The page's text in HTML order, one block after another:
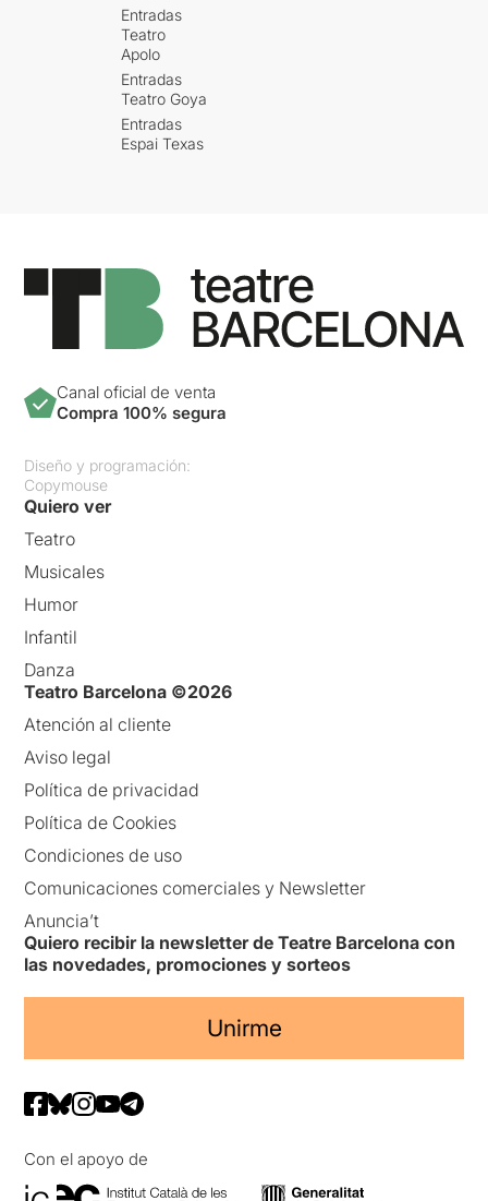
Entradas
Teatro
Apolo
Entradas
Teatro Goya
Entradas
Espai Texas
Canal oficial de venta
Compra 100% segura
Diseño y programación:
Copymouse
Quiero ver
Teatro
Musicales
Humor
Infantil
Danza
Teatro Barcelona ©2026
Atención al cliente
Aviso legal
Política de privacidad
Política de Cookies
Condiciones de uso
Comunicaciones comerciales y Newsletter
Anuncia’t
Quiero recibir la newsletter de Teatre Barcelona con
las novedades, promociones y sorteos
Unirme
Con el apoyo de